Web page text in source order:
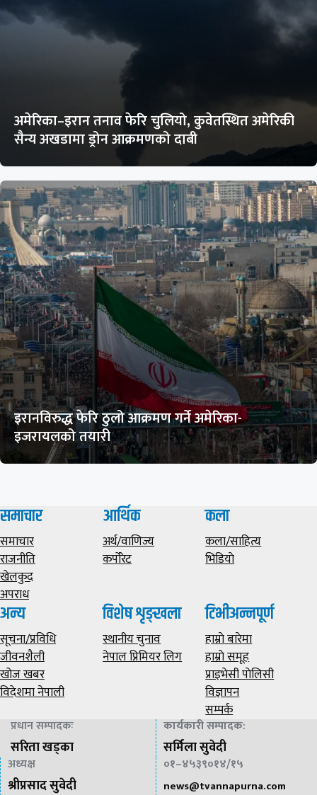
अमेरिका–इरान तनाव फेरि चुलियो, कुवेतस्थित अमेरिकी
सैन्य अखडामा ड्रोन आक्रमणको दाबी
इरानविरुद्ध फेरि ठुलो आक्रमण गर्ने अमेरिका-
इजरायलको तयारी
समाचार
समाचार
राजनीति
खेलकुद
अपराध
आर्थिक
अर्थ/वाणिज्य
कर्पोरेट
कला
कला/साहित्य
भिडियाे
अन्य
सूचना/प्रविधि
जीवनशैली
खोज खबर
विदेशमा नेपाली
विशेष शृङ्खला
स्थानीय चुनाव
नेपाल प्रिमियर लिग
टिभीअन्नपूर्ण
हाम्राे बारेमा
हाम्राे समूह
प्राइभेसी पाेलिसी
विज्ञापन
सम्पर्क
प्रधान सम्पादकः
सरिता खड्का
कार्यकारी सम्पादक:
सर्मिला सुवेदी
अध्यक्ष
श्रीप्रसाद सुवेदी
०१–४५३९०१४/१५
news@tvannapurna.com